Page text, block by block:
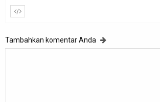
Tambahkan komentar Anda